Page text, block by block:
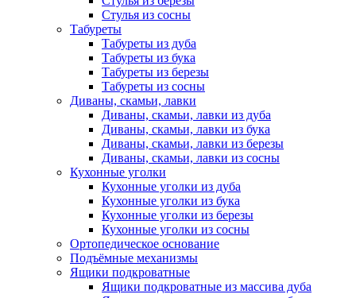
Стулья из сосны
Табуреты
Табуреты из дуба
Табуреты из бука
Табуреты из березы
Табуреты из сосны
Диваны, скамьи, лавки
Диваны, скамьи, лавки из дуба
Диваны, скамьи, лавки из бука
Диваны, скамьи, лавки из березы
Диваны, скамьи, лавки из сосны
Кухонные уголки
Кухонные уголки из дуба
Кухонные уголки из бука
Кухонные уголки из березы
Кухонные уголки из сосны
Ортопедическое основание
Подъёмные механизмы
Ящики подкроватные
Ящики подкроватные из массива дуба